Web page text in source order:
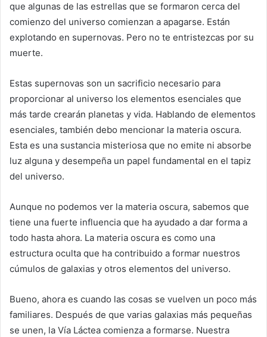
que algunas de las estrellas que se formaron cerca del
comienzo del universo comienzan a apagarse. Están
explotando en supernovas. Pero no te entristezcas por su
muerte.
Estas supernovas son un sacrificio necesario para
proporcionar al universo los elementos esenciales que
más tarde crearán planetas y vida. Hablando de elementos
esenciales, también debo mencionar la materia oscura.
Esta es una sustancia misteriosa que no emite ni absorbe
luz alguna y desempeña un papel fundamental en el tapiz
del universo.
Aunque no podemos ver la materia oscura, sabemos que
tiene una fuerte influencia que ha ayudado a dar forma a
todo hasta ahora. La materia oscura es como una
estructura oculta que ha contribuido a formar nuestros
cúmulos de galaxias y otros elementos del universo.
Bueno, ahora es cuando las cosas se vuelven un poco más
familiares. Después de que varias galaxias más pequeñas
se unen, la Vía Láctea comienza a formarse. Nuestra